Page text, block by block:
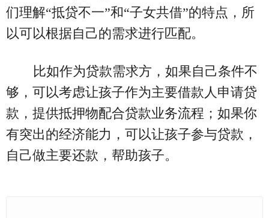
们理解“抵贷不一”和“子女共借”的特点，所
以可以根据自己的需求进行匹配。
比如作为贷款需求方，如果自己条件不
够，可以考虑让孩子作为主要借款人申请贷
款，提供抵押物配合贷款业务流程；如果你
有突出的经济能力，可以让孩子参与贷款，
自己做主要还款，帮助孩子。